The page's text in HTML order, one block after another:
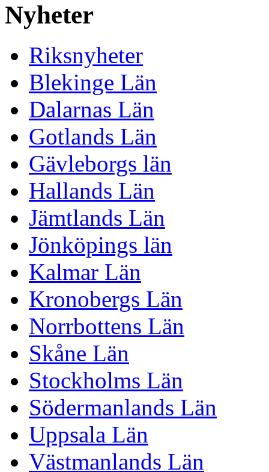
Nyheter
Riksnyheter
Blekinge Län
Dalarnas Län
Gotlands Län
Gävleborgs län
Hallands Län
Jämtlands Län
Jönköpings län
Kalmar Län
Kronobergs Län
Norrbottens Län
Skåne Län
Stockholms Län
Södermanlands Län
Uppsala Län
Västmanlands Län